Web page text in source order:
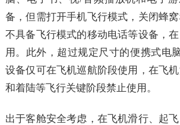
备，但需打开手机飞行模式，关闭蜂
不具备飞行模式的移动电话等设备，
用。此外，超过规定尺寸的便携式电
设备仅可在飞机巡航阶段使用，在飞
和着陆等飞行关键阶段禁止使用。
出于客舱安全考虑，在飞机滑行、起